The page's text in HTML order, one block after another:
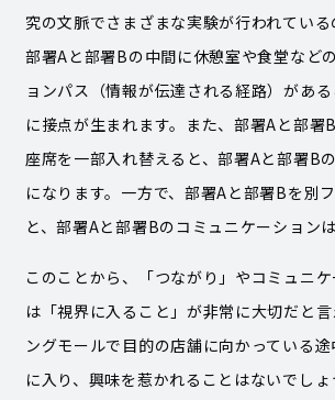
究の文脈でさまざまな実験が行われてい
部署Aと部署Bの中間に休憩室や食堂など
ョンパス（情報が伝達される経路）があ
に接点が生まれます。また、部署Aと部署
座席を一部入れ替えると、部署Aと部署B
になります。一方で、部署Aと部署Bを別
と、部署Aと部署Bのコミュニケーション
このことから、「つながり」やコミュニ
は「視界に入ること」が非常に大切だと
ングモールで目的の店舗に向かっている
に入り、興味を惹かれることはないでし